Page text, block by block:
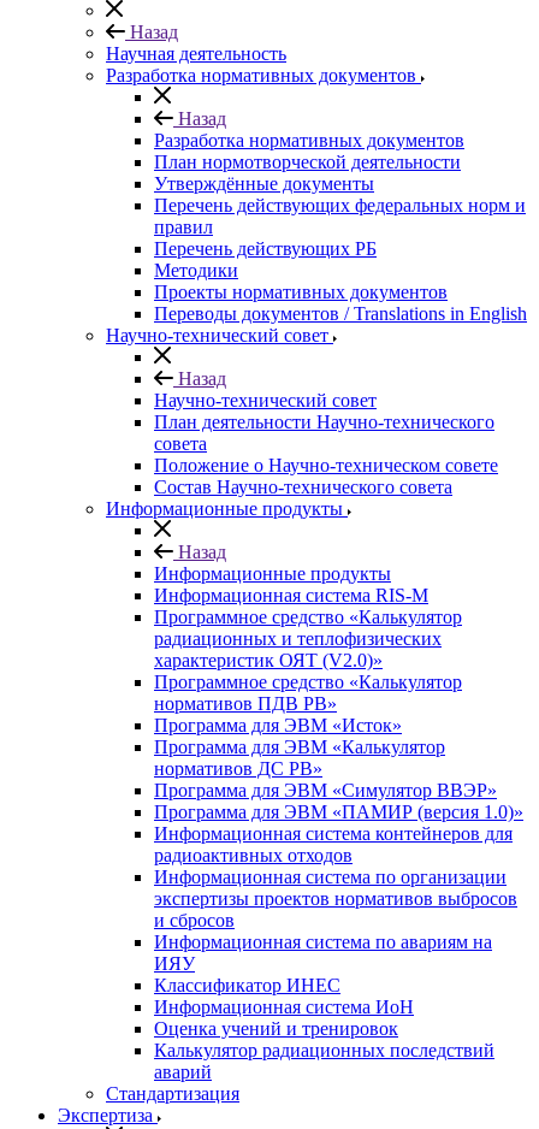
Назад
Научная деятельность
Разработка нормативных документов
Назад
Разработка нормативных документов
План нормотворческой деятельности
Утверждённые документы
Перечень действующих федеральных норм и
правил
Перечень действующих РБ
Методики
Проекты нормативных документов
Переводы документов / Translations in English
Научно-технический совет
Назад
Научно-технический совет
План деятельности Научно-технического
совета
Положение о Научно-техническом совете
Состав Научно-технического совета
Информационные продукты
Назад
Информационные продукты
Информационная система RIS-M
Программное средство «Калькулятор
радиационных и теплофизических
характеристик ОЯТ (V2.0)»
Программное средство «Калькулятор
нормативов ПДВ РВ»
Программа для ЭВМ «Исток»
Программа для ЭВМ «Калькулятор
нормативов ДС РВ»
Программа для ЭВМ «Симулятор ВВЭР»
Программа для ЭВМ «ПАМИР (версия 1.0)»
Информационная система контейнеров для
радиоактивных отходов
Информационная система по организации
экспертизы проектов нормативов выбросов
и сбросов
Информационная система по авариям на
ИЯУ
Классификатор ИНЕС
Информационная система ИоН
Оценка учений и тренировок
Калькулятор радиационных последствий
аварий
Стандартизация
Экспертиза